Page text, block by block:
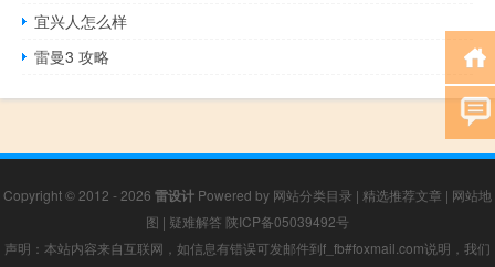
宜兴人怎么样
雷曼3 攻略
Copyright © 2012 - 2026 雷设计 Powered by 网站分类目录 | 精选推荐文章 | 网站地
图 | 疑难解答 陕ICP备05039492号
声明：本站内容来自互联网，如信息有错误可发邮件到f_fb#foxmail.com说明，我们